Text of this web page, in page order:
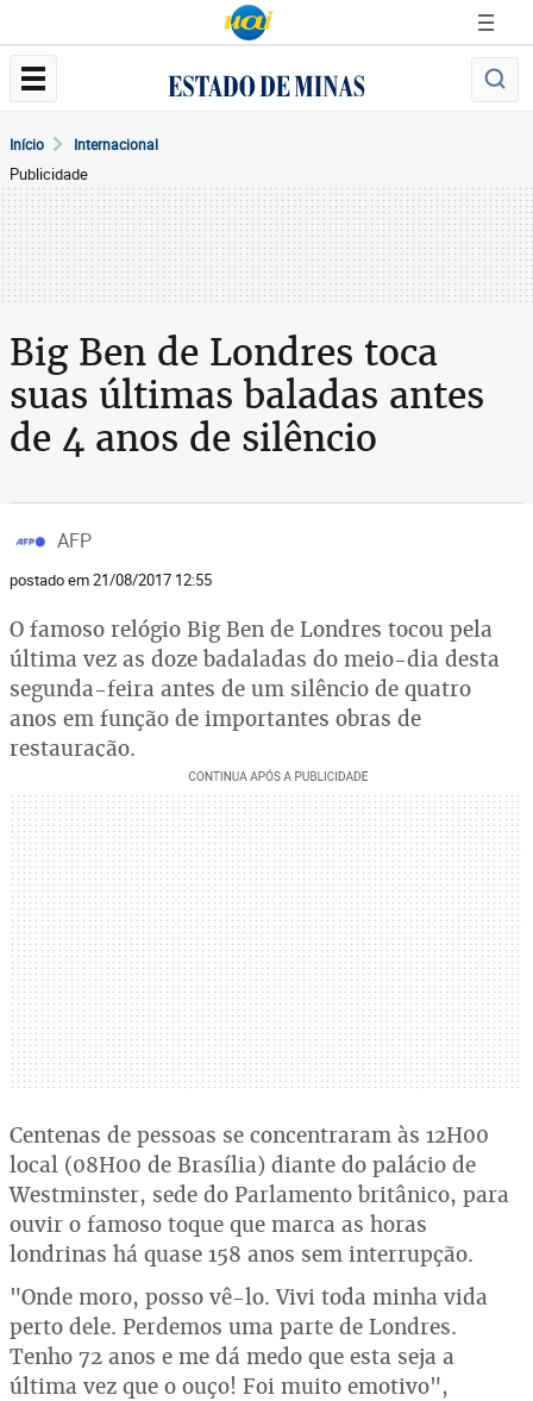
Início Internacional
Publicidade
Big Ben de Londres toca
suas últimas baladas antes
de 4 anos de silêncio
AFP
postado em 21/08/2017 12:55
O famoso relógio Big Ben de Londres tocou pela
última vez as doze badaladas do meio-dia desta
segunda-feira antes de um silêncio de quatro
anos em função de importantes obras de
restauração.
Centenas de pessoas se concentraram às 12H00
local (08H00 de Brasília) diante do palácio de
Westminster, sede do Parlamento britânico, para
ouvir o famoso toque que marca as horas
londrinas há quase 158 anos sem interrupção.
"Onde moro, posso vê-lo. Vivi toda minha vida
perto dele. Perdemos uma parte de Londres.
Tenho 72 anos e me dá medo que esta seja a
última vez que o ouço! Foi muito emotivo",